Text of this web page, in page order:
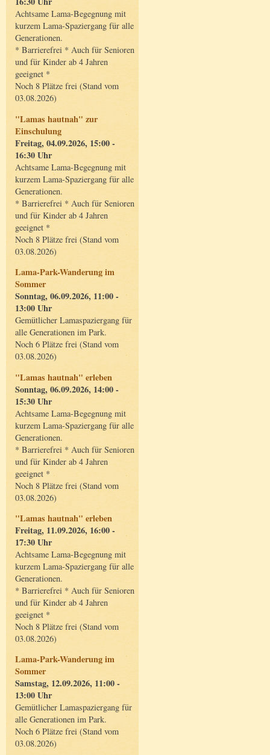
Achtsame Lama-Begegnung mit
kurzem Lama-Spaziergang für alle
Generationen.
* Barrierefrei * Auch für Senioren
und für Kinder ab 4 Jahren
geeignet *
Noch 8 Plätze frei (Stand vom
03.08.2026)
"Lamas hautnah" zur
Einschulung
Freitag, 04.09.2026, 15:00 -
16:30 Uhr
Achtsame Lama-Begegnung mit
kurzem Lama-Spaziergang für alle
Generationen.
* Barrierefrei * Auch für Senioren
und für Kinder ab 4 Jahren
geeignet *
Noch 8 Plätze frei (Stand vom
03.08.2026)
Lama-Park-Wanderung im
Sommer
Sonntag, 06.09.2026, 11:00 -
13:00 Uhr
Gemütlicher Lamaspaziergang für
alle Generationen im Park.
Noch 6 Plätze frei (Stand vom
03.08.2026)
"Lamas hautnah" erleben
Sonntag, 06.09.2026, 14:00 -
15:30 Uhr
Achtsame Lama-Begegnung mit
kurzem Lama-Spaziergang für alle
Generationen.
* Barrierefrei * Auch für Senioren
und für Kinder ab 4 Jahren
geeignet *
Noch 8 Plätze frei (Stand vom
03.08.2026)
"Lamas hautnah" erleben
Freitag, 11.09.2026, 16:00 -
17:30 Uhr
Achtsame Lama-Begegnung mit
kurzem Lama-Spaziergang für alle
Generationen.
* Barrierefrei * Auch für Senioren
und für Kinder ab 4 Jahren
geeignet *
Noch 8 Plätze frei (Stand vom
03.08.2026)
Lama-Park-Wanderung im
Sommer
Samstag, 12.09.2026, 11:00 -
13:00 Uhr
Gemütlicher Lamaspaziergang für
alle Generationen im Park.
Noch 6 Plätze frei (Stand vom
03.08.2026)